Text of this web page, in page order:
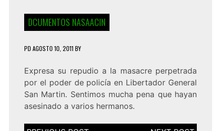
DCUMENTOS NASAACIN
PD AGOSTO 10, 2011 BY
Expresa su repudio a la masacre perpetrada
por el poder de policía en Libertador General
San Martin. Sentimos mucha pena que hayan
asesinado a varios hermanos.
Navegación